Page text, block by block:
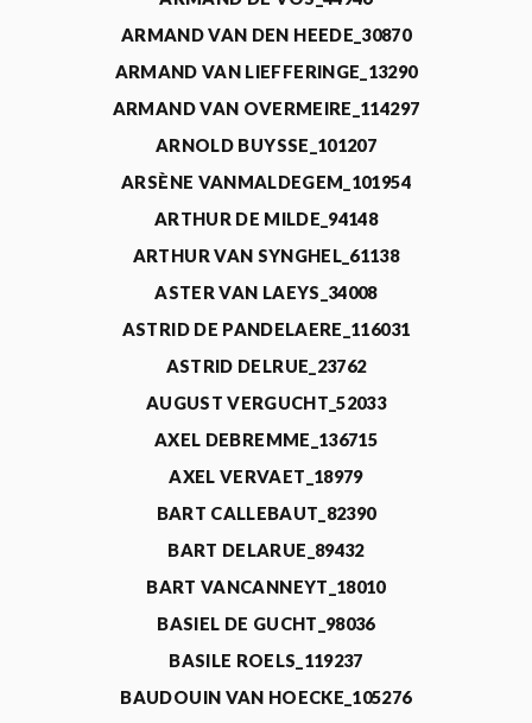
ARMAND VAN DEN HEEDE_30870
ARMAND VAN LIEFFERINGE_13290
ARMAND VAN OVERMEIRE_114297
ARNOLD BUYSSE_101207
ARSÈNE VANMALDEGEM_101954
ARTHUR DE MILDE_94148
ARTHUR VAN SYNGHEL_61138
ASTER VAN LAEYS_34008
ASTRID DE PANDELAERE_116031
ASTRID DELRUE_23762
AUGUST VERGUCHT_52033
AXEL DEBREMME_136715
AXEL VERVAET_18979
BART CALLEBAUT_82390
BART DELARUE_89432
BART VANCANNEYT_18010
BASIEL DE GUCHT_98036
BASILE ROELS_119237
BAUDOUIN VAN HOECKE_105276